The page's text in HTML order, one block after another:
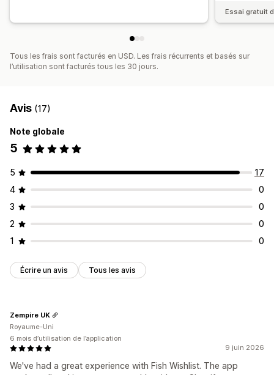
Essai gratuit
Tous les frais sont facturés en USD. Les frais récurrents et basés sur
l’utilisation sont facturés tous les 30 jours.
Avis (17)
Note globale
5
5
17
4
0
3
0
2
0
1
0
Écrire un avis Tous les avis
9 juin 2026
We've had a great experience with Fish Wishlist. The app
Zempire UK
Royaume-Uni
6 mois d’utilisation de l’application